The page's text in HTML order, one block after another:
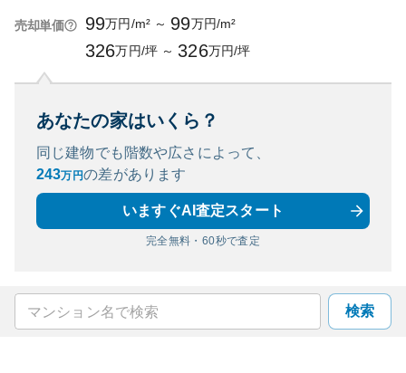
売却単価 99万円/m² ～ 99万円/m²
326万円/坪 ～ 326万円/坪
あなたの家はいくら？
同じ建物でも階数や広さによって、
243万円の差があります
いますぐAI査定スタート
完全無料・60秒で査定
検索